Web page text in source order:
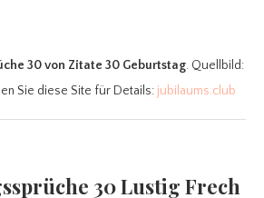
30von Zitate 30 Geburtstag. Quellbild:
Sie diese Site für Details: jubilaums.club
30 Lustig Frech